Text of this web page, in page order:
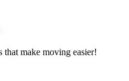
that make moving easier!